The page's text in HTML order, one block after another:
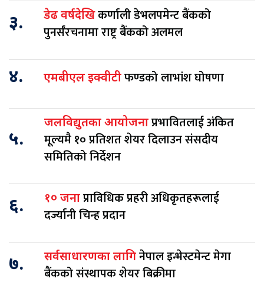
३. डेढ वर्षदेखिकर्णाली डेभलपमेन्ट बैंकको
पुनर्संरचनामा राष्ट्र बैंकको अलमल
४. एमबीएल इक्वीटीफण्डको लाभांश घोषणा
५.
जलविद्युतका आयोजनाप्रभावितलाई अंकित
मूल्यमै १० प्रतिशत शेयर दिलाउन संसदीय
समितिको निर्देशन
६. १० जनाप्राविधिक प्रहरी अधिकृतहरूलाई
दर्ज्यानी चिन्ह प्रदान
७. सर्वसाधारणका लागिनेपाल इन्भेस्टमेन्ट मेगा
बैंकको संस्थापक शेयर बिक्रीमा